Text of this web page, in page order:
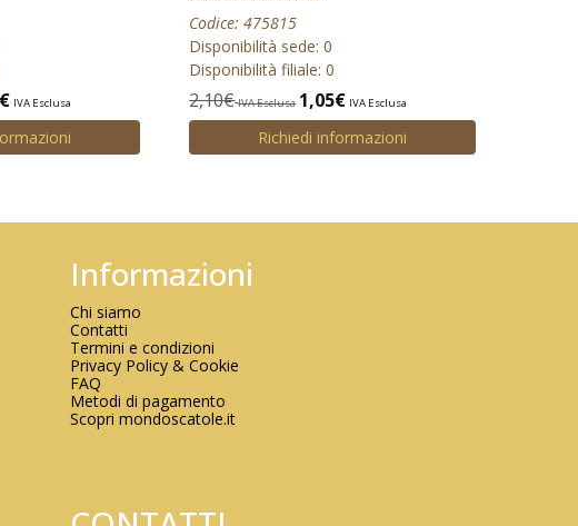
IVA Esclusa
Codice: 475815
Disponibilità sede: 0
Disponibilità filiale: 0
2,10€ IVA Esclusa 1,05€ IVA Esclusa
Richiedi informazioni
Informazioni
Chi siamo
Contatti
Termini e condizioni
Privacy Policy & Cookie
FAQ
Metodi di pagamento
Scopri mondoscatole.it